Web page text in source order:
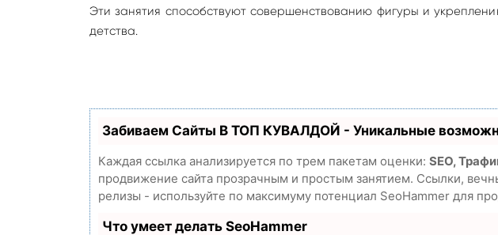
Эти занятия способствуют совершенствованию фигуры и
детства.
Забиваем Сайты В ТОП КУВАЛДОЙ - Уникальные
Каждая ссылка анализируется по трем пакетам оценки: SEO,
продвижение сайта прозрачным и простым занятием. Ссылки,
релизы - используйте по максимуму потенциал SeoHammer для
Что умеет делать SeoHammer